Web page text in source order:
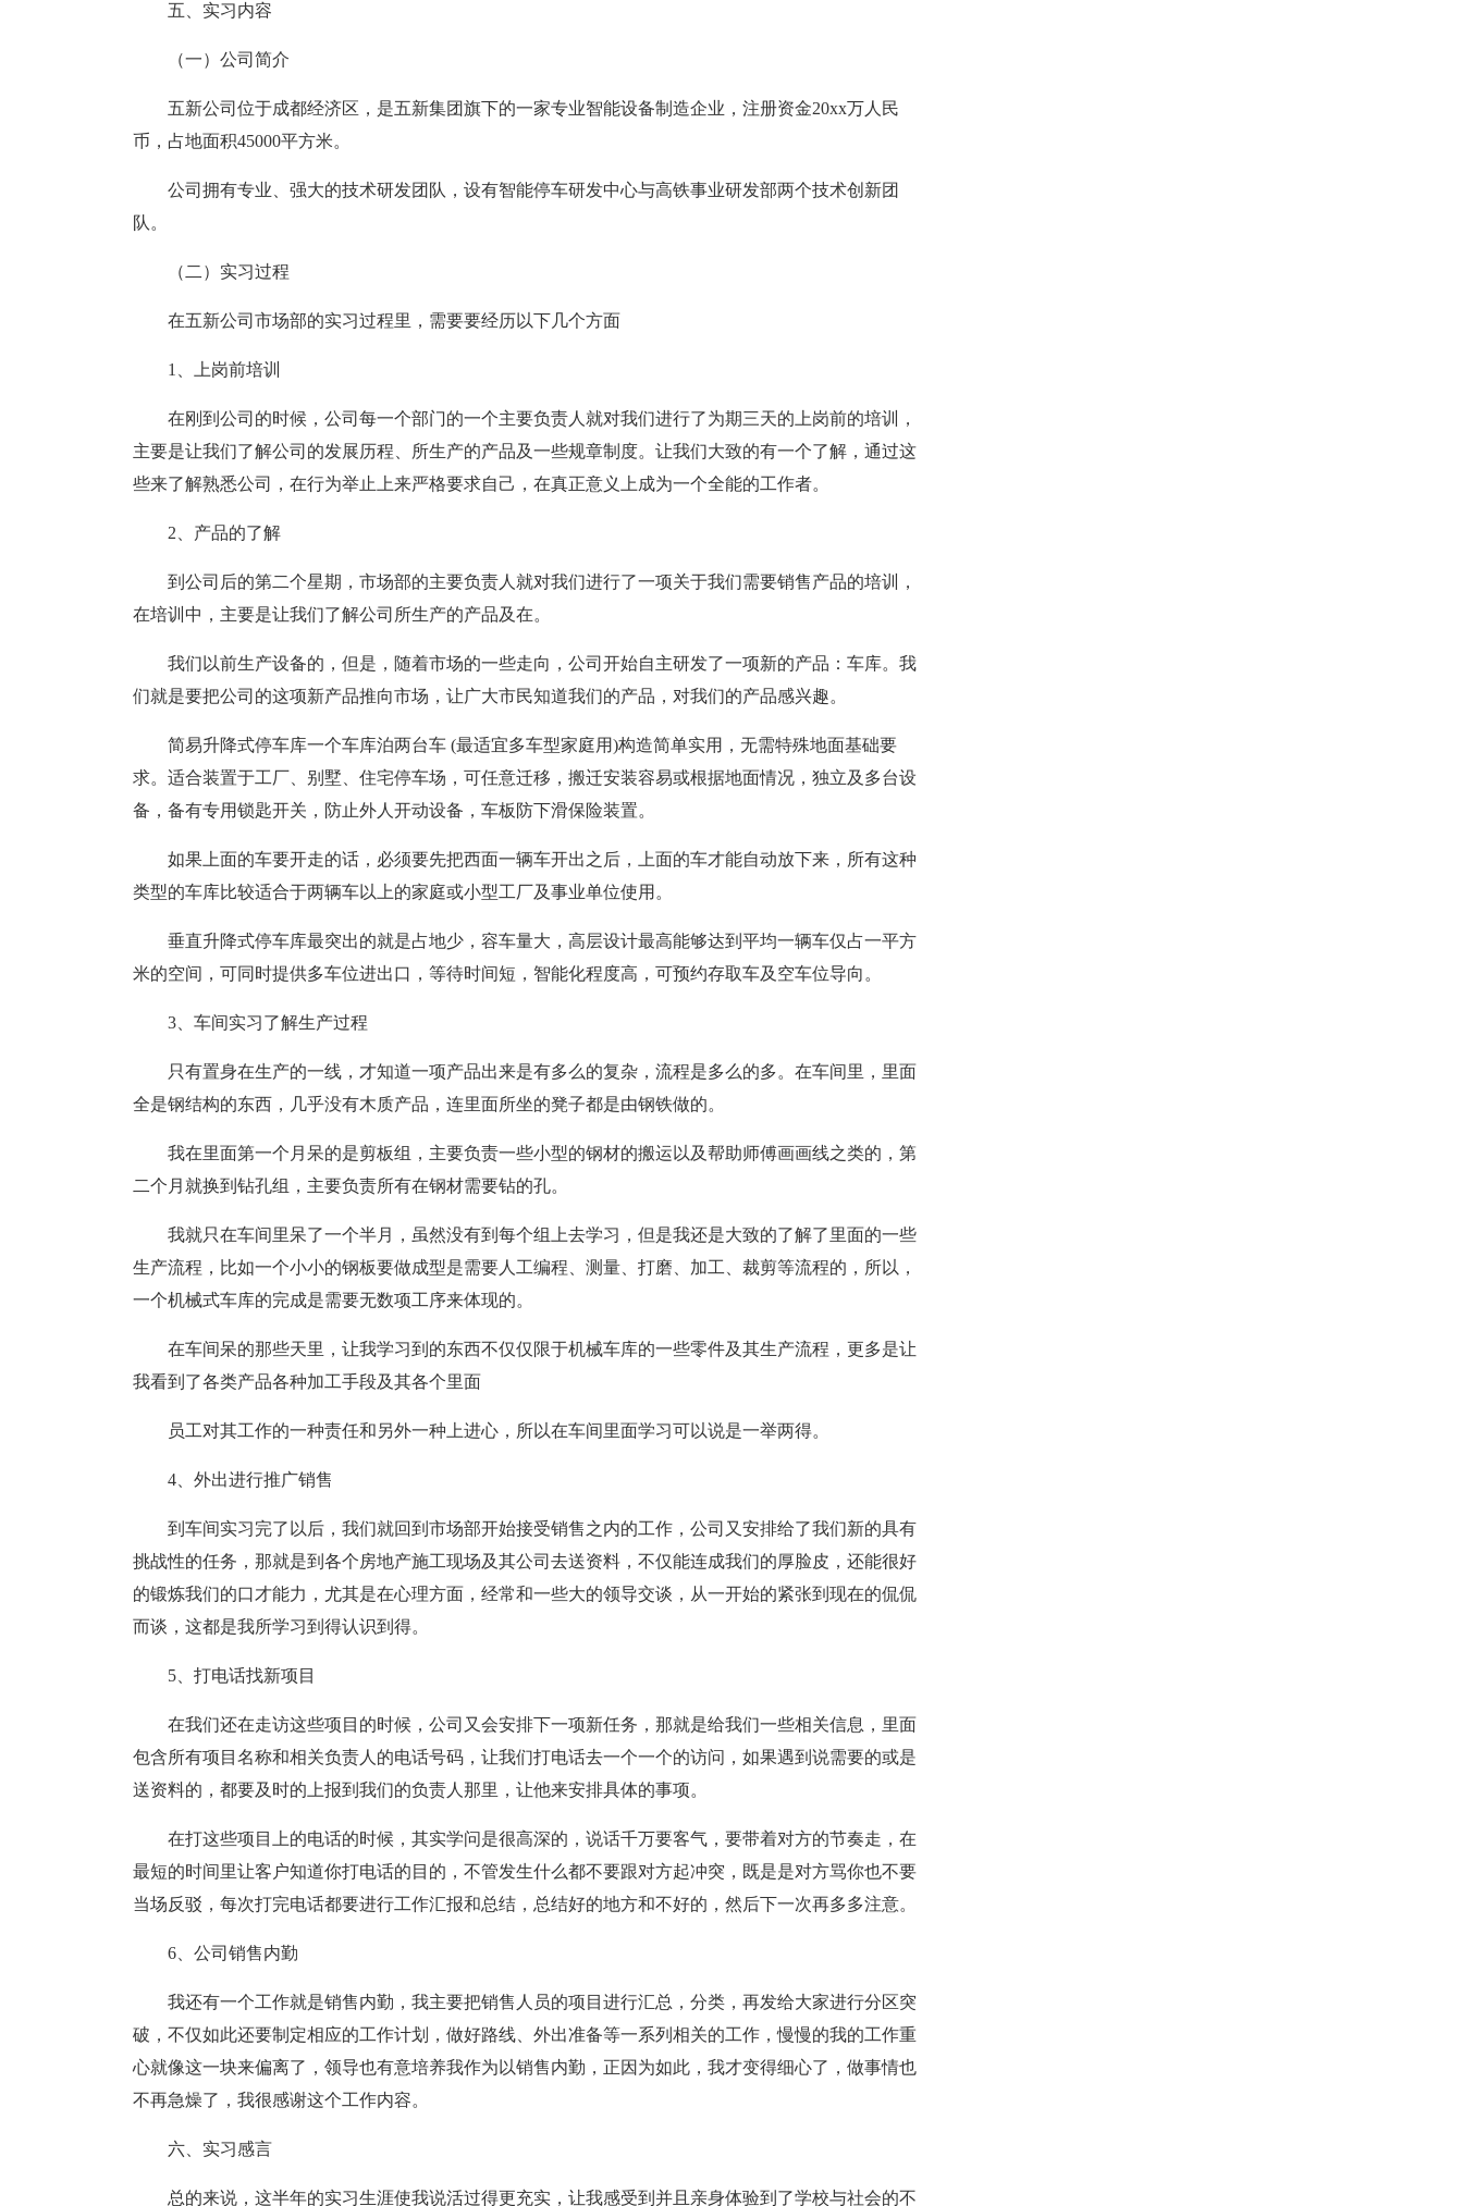
五、实习内容
（一）公司简介
五新公司位于成都经济区，是五新集团旗下的一家专业智能设备制造企业，注册资金20xx万人民
币，占地面积45000平方米。
公司拥有专业、强大的技术研发团队，设有智能停车研发中心与高铁事业研发部两个技术创新团
队。
（二）实习过程
在五新公司市场部的实习过程里，需要要经历以下几个方面
1、上岗前培训
在刚到公司的时候，公司每一个部门的一个主要负责人就对我们进行了为期三天的上岗前的培训，
主要是让我们了解公司的发展历程、所生产的产品及一些规章制度。让我们大致的有一个了解，通过这
些来了解熟悉公司，在行为举止上来严格要求自己，在真正意义上成为一个全能的工作者。
2、产品的了解
到公司后的第二个星期，市场部的主要负责人就对我们进行了一项关于我们需要销售产品的培训，
在培训中，主要是让我们了解公司所生产的产品及在。
我们以前生产设备的，但是，随着市场的一些走向，公司开始自主研发了一项新的产品：车库。我
们就是要把公司的这项新产品推向市场，让广大市民知道我们的产品，对我们的产品感兴趣。
简易升降式停车库一个车库泊两台车 (最适宜多车型家庭用)构造简单实用，无需特殊地面基础要
求。适合装置于工厂、别墅、住宅停车场，可任意迁移，搬迁安装容易或根据地面情况，独立及多台设
备，备有专用锁匙开关，防止外人开动设备，车板防下滑保险装置。
如果上面的车要开走的话，必须要先把西面一辆车开出之后，上面的车才能自动放下来，所有这种
类型的车库比较适合于两辆车以上的家庭或小型工厂及事业单位使用。
垂直升降式停车库最突出的就是占地少，容车量大，高层设计最高能够达到平均一辆车仅占一平方
米的空间，可同时提供多车位进出口，等待时间短，智能化程度高，可预约存取车及空车位导向。
3、车间实习了解生产过程
只有置身在生产的一线，才知道一项产品出来是有多么的复杂，流程是多么的多。在车间里，里面
全是钢结构的东西，几乎没有木质产品，连里面所坐的凳子都是由钢铁做的。
我在里面第一个月呆的是剪板组，主要负责一些小型的钢材的搬运以及帮助师傅画画线之类的，第
二个月就换到钻孔组，主要负责所有在钢材需要钻的孔。
我就只在车间里呆了一个半月，虽然没有到每个组上去学习，但是我还是大致的了解了里面的一些
生产流程，比如一个小小的钢板要做成型是需要人工编程、测量、打磨、加工、裁剪等流程的，所以，
一个机械式车库的完成是需要无数项工序来体现的。
在车间呆的那些天里，让我学习到的东西不仅仅限于机械车库的一些零件及其生产流程，更多是让
我看到了各类产品各种加工手段及其各个里面
员工对其工作的一种责任和另外一种上进心，所以在车间里面学习可以说是一举两得。
4、外出进行推广销售
到车间实习完了以后，我们就回到市场部开始接受销售之内的工作，公司又安排给了我们新的具有
挑战性的任务，那就是到各个房地产施工现场及其公司去送资料，不仅能连成我们的厚脸皮，还能很好
的锻炼我们的口才能力，尤其是在心理方面，经常和一些大的领导交谈，从一开始的紧张到现在的侃侃
而谈，这都是我所学习到得认识到得。
5、打电话找新项目
在我们还在走访这些项目的时候，公司又会安排下一项新任务，那就是给我们一些相关信息，里面
包含所有项目名称和相关负责人的电话号码，让我们打电话去一个一个的访问，如果遇到说需要的或是
送资料的，都要及时的上报到我们的负责人那里，让他来安排具体的事项。
在打这些项目上的电话的时候，其实学问是很高深的，说话千万要客气，要带着对方的节奏走，在
最短的时间里让客户知道你打电话的目的，不管发生什么都不要跟对方起冲突，既是是对方骂你也不要
当场反驳，每次打完电话都要进行工作汇报和总结，总结好的地方和不好的，然后下一次再多多注意。
6、公司销售内勤
我还有一个工作就是销售内勤，我主要把销售人员的项目进行汇总，分类，再发给大家进行分区突
破，不仅如此还要制定相应的工作计划，做好路线、外出准备等一系列相关的工作，慢慢的我的工作重
心就像这一块来偏离了，领导也有意培养我作为以销售内勤，正因为如此，我才变得细心了，做事情也
不再急燥了，我很感谢这个工作内容。
六、实习感言
总的来说，这半年的实习生涯使我说活过得更充实，让我感受到并且亲身体验到了学校与社会的不